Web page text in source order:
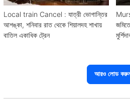
Local train Cancel : যাত্রী ভোগান্তির
আশঙ্কা, শনিবার রাত থেকে শিয়ালদহ শাখায়
বাতিল একাধিক ট্রেন
আরও লোড